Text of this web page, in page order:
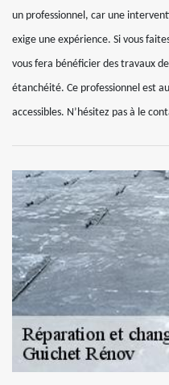
un professionnel, car une
exige une expérience. Si vous
vous fera bénéficier des travaux
étanchéité. Ce professionnel est
accessibles. N’hésitez pas à le